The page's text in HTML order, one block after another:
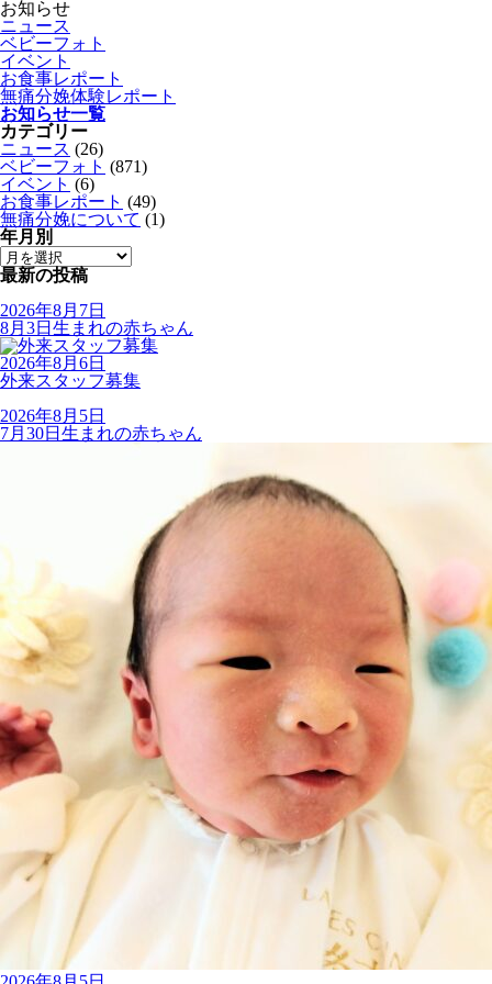
お知らせ
ニュース
ベビーフォト
イベント
お食事レポート
無痛分娩体験レポート
お知らせ一覧
カテゴリー
ニュース (26)
ベビーフォト (871)
イベント (6)
お食事レポート (49)
無痛分娩について (1)
年月別
最新の投稿
2026年8月7日
8月3日生まれの赤ちゃん
2026年8月6日
外来スタッフ募集
2026年8月5日
7月30日生まれの赤ちゃん